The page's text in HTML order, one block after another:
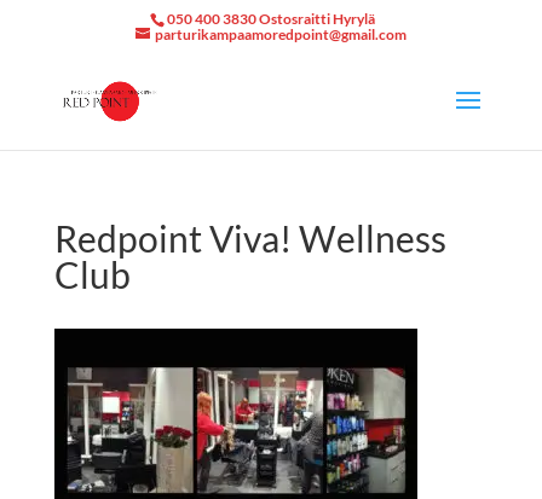
050 400 3830 Ostosraitti Hyrylä
parturikampaamoredpoint@gmail.com
Redpoint Viva! Wellness
Club